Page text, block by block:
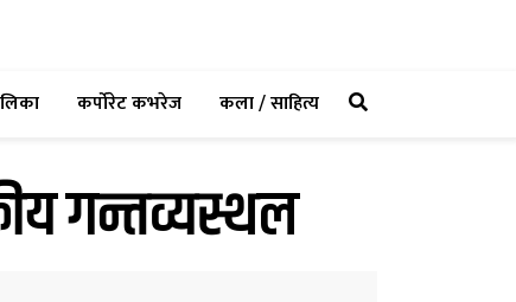
(current)कर्पोरेट कभरेज(current)कला / साहित्य(current)
गन्तव्यस्थल